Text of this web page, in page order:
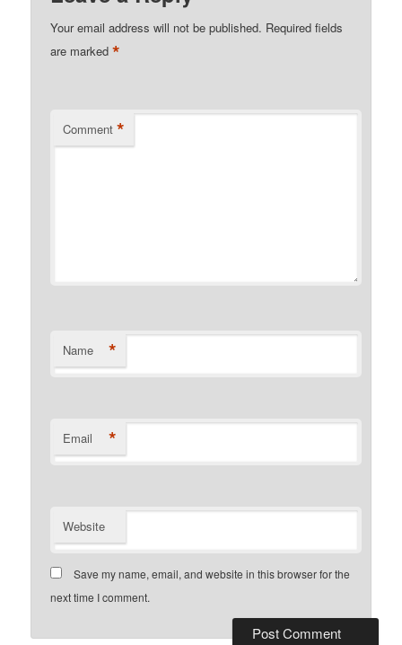
Your email address will not be published. Required fields
are marked*
Comment *
Name *
Email *
Website
Save my name, email, and website in this browser for the
next time I comment.